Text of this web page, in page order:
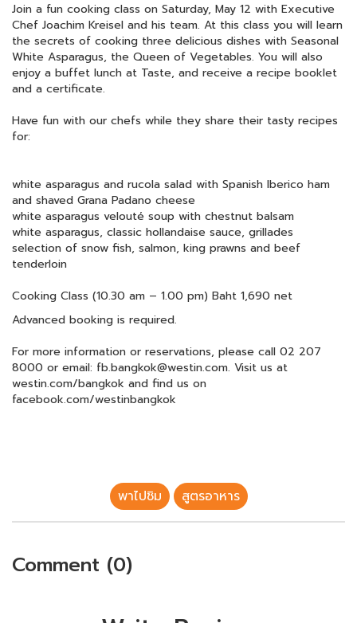
Join a fun cooking class on Saturday, May 12 with Executive
Chef Joachim Kreisel and his team. At this class you will learn
the secrets of cooking three delicious dishes with Seasonal
White Asparagus, the Queen of Vegetables. You will also
enjoy a buffet lunch at Taste, and receive a recipe booklet
and a certificate.
Have fun with our chefs while they share their tasty recipes
for:
white asparagus and rucola salad with Spanish Iberico ham
and shaved Grana Padano cheese
white asparagus velouté soup with chestnut balsam
white asparagus, classic hollandaise sauce, grillades
selection of snow fish, salmon, king prawns and beef
tenderloin
Cooking Class (10.30 am – 1.00 pm) Baht 1,690 net
Advanced booking is required.
For more information or reservations, please call 02 207
8000 or email: fb.bangkok@westin.com. Visit us at
westin.com/bangkok and find us on
facebook.com/westinbangkok
พาไปชิม สูตรอาหาร
Comment (0)